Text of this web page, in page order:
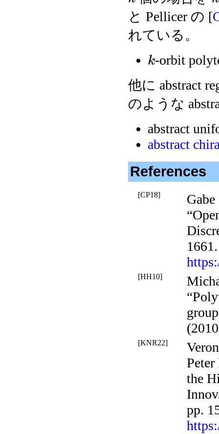
と Pellicer の [
れている。
k-orbit
他に abstract
のような
abstract
abstract
References
[CP18]
[HH10]
[KNR22]
the
pp.